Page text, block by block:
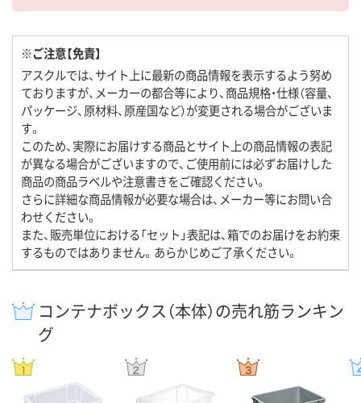
※ご注意【免責】
アスクルでは、サイト上に最新の商品情報を表示するよう努め
ておりますが、メーカーの都合等により、商品規格・仕様（容量、
パッケージ、原材料、原産国など）が変更される場合がございま
す。
このため、実際にお届けする商品とサイト上の商品情報の表記
が異なる場合がございますので、ご使用前には必ずお届けした
商品の商品ラベルや注意書きをご確認ください。
さらに詳細な商品情報が必要な場合は、メーカー等にお問い合
わせください。
また、販売単位における「セット」表記は、箱でのお届けをお約束
するものではありません。あらかじめご了承ください。
コンテナボックス（本体）の売れ筋ランキン
グ